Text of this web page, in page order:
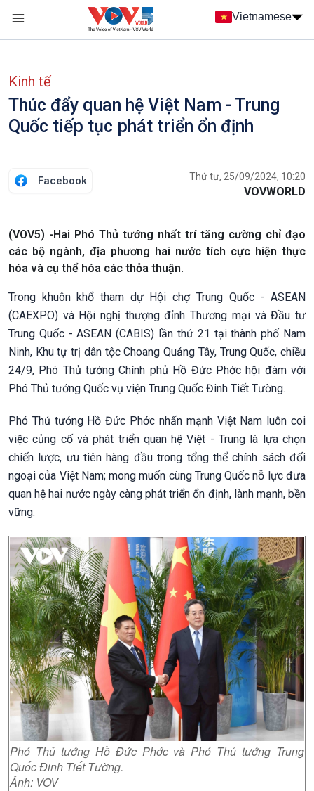
Nhảy đến nội dung
Vietnamese
Kinh tế
Thúc đẩy quan hệ Việt Nam - Trung
Quốc tiếp tục phát triển ổn định
Facebook Thứ tư, 25/09/2024, 10:20
VOVWORLD
(VOV5) -Hai Phó Thủ tướng nhất trí tăng cường chỉ đạo
các bộ ngành, địa phương hai nước tích cực hiện thực
hóa và cụ thể hóa các thỏa thuận.
Trong khuôn khổ tham dự Hội chợ Trung Quốc - ASEAN
(CAEXPO) và Hội nghị thượng đỉnh Thương mại và Đầu tư
Trung Quốc - ASEAN (CABIS) lần thứ 21 tại thành phố Nam
Ninh, Khu tự trị dân tộc Choang Quảng Tây, Trung Quốc, chiều
24/9, Phó Thủ tướng Chính phủ Hồ Đức Phớc hội đàm với
Phó Thủ tướng Quốc vụ viện Trung Quốc Đinh Tiết Tường.
Phó Thủ tướng Hồ Đức Phớc nhấn mạnh Việt Nam luôn coi
việc củng cố và phát triển quan hệ Việt - Trung là lựa chọn
chiến lược, ưu tiên hàng đầu trong tổng thể chính sách đối
ngoại của Việt Nam; mong muốn cùng Trung Quốc nỗ lực đưa
quan hệ hai nước ngày càng phát triển ổn định, lành mạnh, bền
vững.
Phó Thủ tướng Hồ Đức Phớc và Phó Thủ tướng Trung
Quốc Đinh Tiết Tường.
Ảnh: VOV